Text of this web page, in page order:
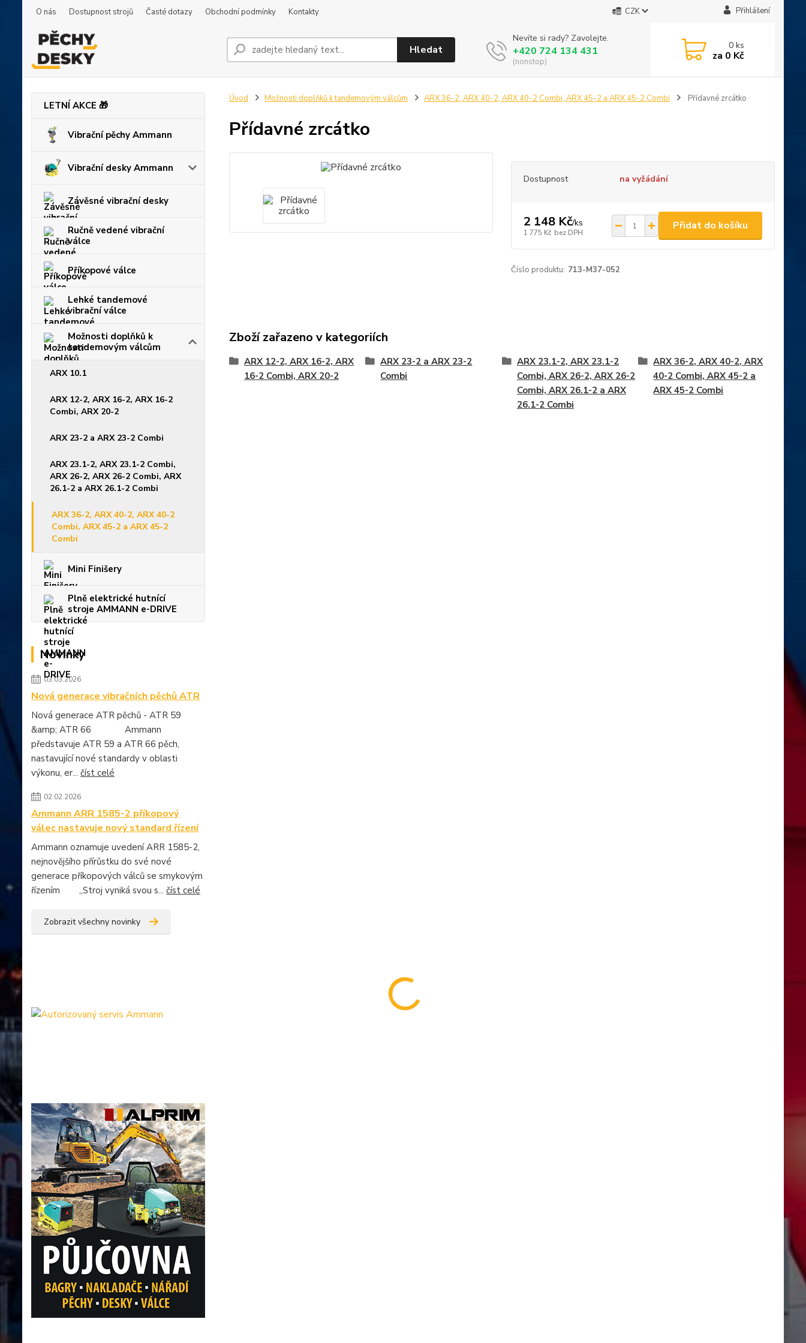
O nás Dostupnost strojů Časté dotazy Obchodní podmínky Kontakty CZK Přihlášení
Hledat
Nevíte si rady? Zavolejte.
+420 724 134 431
(nonstop)
0ks
za 0 Kč
LETNÍ AKCE 🎁
Vibrační pěchy Ammann
Vibrační desky Ammann
Závěsné vibrační desky
Ručně vedené vibrační
válce
Příkopové válce
Lehké tandemové
vibrační válce
Možnosti doplňků k
tandemovým válcům
ARX 10.1
ARX 12-2, ARX 16-2, ARX 16-2
Combi, ARX 20-2
ARX 23-2 a ARX 23-2 Combi
ARX 23.1-2, ARX 23.1-2 Combi,
ARX 26-2, ARX 26-2 Combi, ARX
26.1-2 a ARX 26.1-2 Combi
ARX 36-2, ARX 40-2, ARX 40-2
Combi, ARX 45-2 a ARX 45-2
Combi
Mini Finišery
Plně elektrické hutnící
stroje AMMANN e-DRIVE
Novinky
03.03.2026
Nová generace vibračních pěchů ATR
Nová generace ATR pěchů - ATR 59
&amp; ATR 66 Ammann
představuje ATR 59 a ATR 66 pěch,
nastavující nové standardy v oblasti
výkonu, er... číst celé
02.02.2026
Ammann ARR 1585-2 příkopový
válec nastavuje nový standard řízení
Ammann oznamuje uvedení ARR 1585-2,
nejnovějšího přírůstku do své nové
generace příkopových válců se smykovým
řízením „Stroj vyniká svou s... číst celé
Zobrazit všechny novinky
Úvod Možnosti doplňků k tandemovým válcům ARX 36-2, ARX 40-2, ARX 40-2 Combi, ARX 45-2 a ARX 45-2 Combi Přídavné zrcátko
Přídavné zrcátko
Dostupnost na vyžádání
2 148 Kč/ks
1 775 Kč bez DPH
Přidat do košíku
Číslo produktu: 713-M37-052
Zboží zařazeno v kategoriích
ARX 12-2, ARX 16-2, ARX
16-2 Combi, ARX 20-2
ARX 23-2 a ARX 23-2
Combi
ARX 23.1-2, ARX 23.1-2
Combi, ARX 26-2, ARX 26-2
Combi, ARX 26.1-2 a ARX
26.1-2 Combi
ARX 36-2, ARX 40-2, ARX
40-2 Combi, ARX 45-2 a
ARX 45-2 Combi